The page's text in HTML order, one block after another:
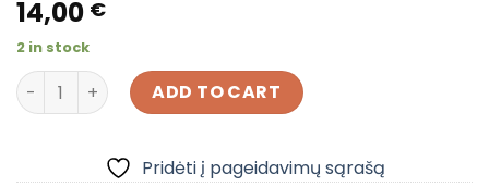
14,00 €
2 in stock
Sulankstomas akinių dėklas quantity
ADD TO CART
Pridėti į pageidavimų sąrašą